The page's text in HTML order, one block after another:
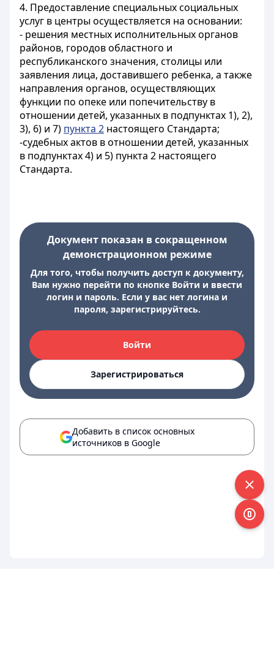
4. Предоставление специальных социальных
услуг в центры осуществляется на основании:
- решения местных исполнительных органов
районов, городов областного и
республиканского значения, столицы или
заявления лица, доставившего ребенка, а также
направления органов, осуществляющих
функции по опеке или попечительству в
отношении детей, указанных в подпунктах 1), 2),
3), 6) и 7) пункта 2 настоящего Стандарта;
-судебных актов в отношении детей, указанных
в подпунктах 4) и 5) пункта 2 настоящего
Стандарта.
Документ показан в сокращенном
демонстрационном режиме
Для того, чтобы получить доступ к документу,
Вам нужно перейти по кнопке Войти и ввести
логин и пароль. Если у вас нет логина и
пароля, зарегистрируйтесь.
Войти
Зарегистрироваться
Добавить в список основных
источников в Google